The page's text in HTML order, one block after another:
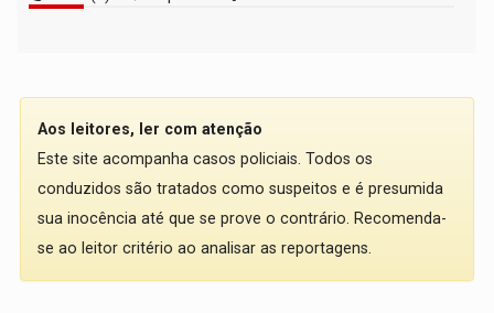
Aos leitores, ler com atenção
Este site acompanha casos policiais. Todos os
conduzidos são tratados como suspeitos e é presumida
sua inocência até que se prove o contrário. Recomenda-
se ao leitor critério ao analisar as reportagens.